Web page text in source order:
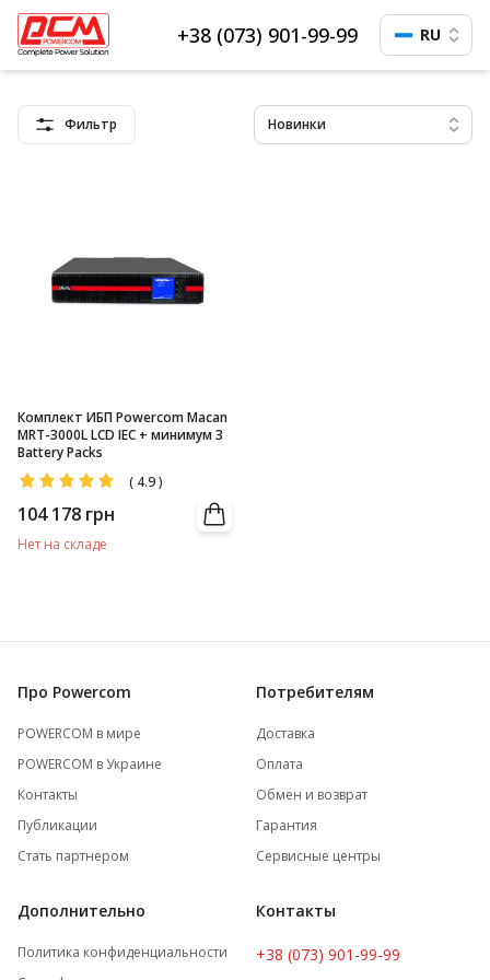
+38 (073) 901-99-99 RU
Фильтр Новинки
Комплект ИБП Powercom Macan
MRT-3000L LCD IEC + минимум 3
Battery Packs
( 4.9)
104 178 грн
Нет на складе
Про Powercom
POWERCOM в мире
POWERCOM в Украине
Контакты
Публикации
Стать партнером
Потребителям
Доставка
Оплата
Обмен и возврат
Гарантия
Сервисные центры
Дополнительно
Политика конфиденциальности
Контакты
+38 (073) 901-99-99